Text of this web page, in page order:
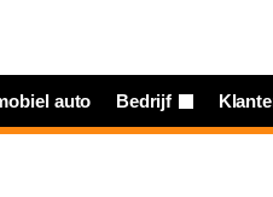
auto Bedrijf